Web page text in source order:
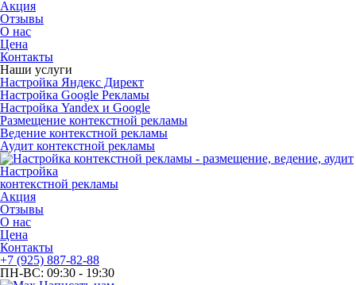
Акция
Отзывы
О нас
Цена
Контакты
Наши услуги
Настройка Яндекс Директ
Настройка Google Рекламы
Настройка Yandex и Google
Размещение контекстной рекламы
Ведение контекстной рекламы
Аудит контекстной рекламы
Настройка
контекстной рекламы
Акция
Отзывы
О нас
Цена
Контакты
+7 (925) 887-82-88
ПН-ВС: 09:30 - 19:30